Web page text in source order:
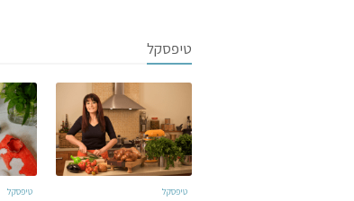
טיפסקל
טיפסקל טיפסקל